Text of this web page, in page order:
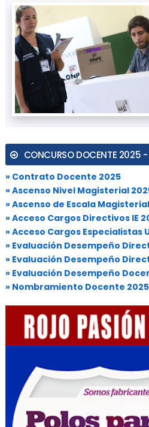
CONCURSO DOCENTE 2025 -
» Contrato Docente 2025
» Ascenso Nivel Magisterial
» Ascenso de Escala Magisterial
» Acceso Cargos Directivos IE
» Acceso Cargos Especialistas
» Evaluación Desempeño
» Evaluación Desempeño
» Evaluación Desempeño
» Nombramiento Docente 2025